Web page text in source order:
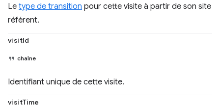
Le type de transition pour cette visite à partir de son site
référent.
visitId
chaîne
Identifiant unique de cette visite.
visitTime